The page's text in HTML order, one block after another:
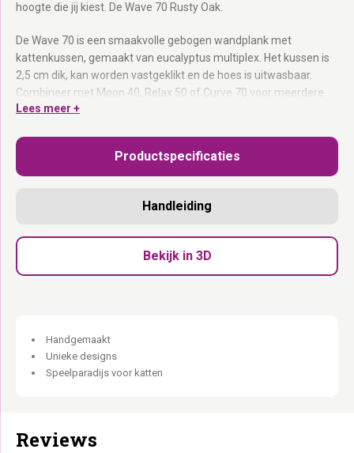
hoogte die jij kiest. De Wave 70 Rusty Oak.
De Wave 70 is een smaakvolle gebogen wandplank met
kattenkussen, gemaakt van eucalyptus multiplex. Het kussen is
2,5 cm dik, kan worden vastgeklikt en de hoes is uitwasbaar.
Combineer met Moon 40, Relax 50 of Curve 70 voor meerdere
slaapplekken. Onderdeel van de Wall of Rebels collectie.
Gebogen wandplank van eucalyptus multiplex:
design, elk stuk uniek.
Kussen van 2,5 cm:Vastklikbaar en uitwasbare hoes.
Past bij alle Rusty Oak Wall of Rebels
Combineert met heel Wall of Rebels:
Lees meer +
Productspecificaties
Handleiding
Bekijk in 3D
Handgemaakt
Unieke designs
Speelparadijs voor katten
Reviews